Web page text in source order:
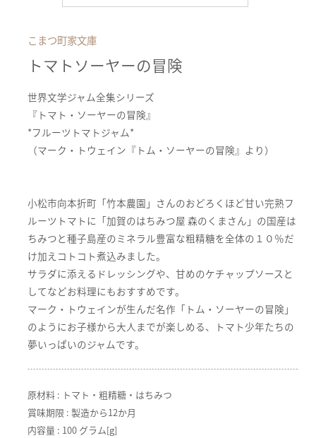
こまつ町家文庫
トマトソーヤーの冒険
世界文学ジャム全集シリーズ
『トマト・ソーヤーの冒険』
*フルーツトマトジャム*
（マーク・トウェイン『トム・ソーヤーの冒険』より）
小松市向本折町「竹本農園」さんのおどろくほど甘い完熟フ
ルーツトマトに「加賀のはちみつ屋 森のくまさん」の国産は
ちみつと種子島産のミネラル豊富な粗精糖を全体の１０％だ
け加えコトコト煮込みました。
サラダに添えるドレッシングや、甘めのケチャップソースと
してなどお料理にもおすすめです。
マーク・トウェインが生んだ名作「トム・ソーヤーの冒険」
のようにお子様から大人までが楽しめる、トマト少年たちの
夢いっぱいのジャムです。
原材料 : トマト・粗精糖・はちみつ
賞味期限 : 製造から12か月
内容量 : 100 グラム[g]